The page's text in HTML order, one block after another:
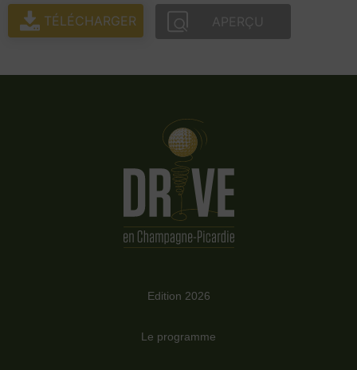
TÉLÉCHARGER APERÇU
Edition 2026
Le programme